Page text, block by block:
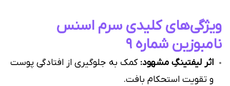
ویژگی‌های کلیدی سرم اسنس
نامبوزین شماره ۹
اثر لیفتینگِ مشهود: کمک به جلوگیری از افتادگی پوست
و تقویت استحکام بافت.